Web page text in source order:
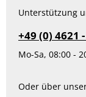
Unterstützung
+49 (0) 4621
Mo-Sa, 08:00 -
Oder über